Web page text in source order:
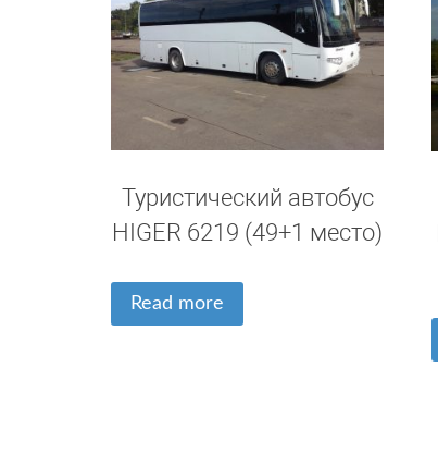
Туристический автобус
HIGER 6219 (49+1 место)
Read more